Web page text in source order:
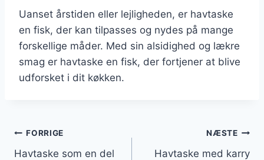
Uanset årstiden eller lejligheden, er havtaske
en fisk, der kan tilpasses og nydes på mange
forskellige måder. Med sin alsidighed og lækre
smag er havtaske en fisk, der fortjener at blive
udforsket i dit køkken.
Indlægsnavigation
FORRIGE
Havtaske som en del
NÆSTE
Havtaske med karry